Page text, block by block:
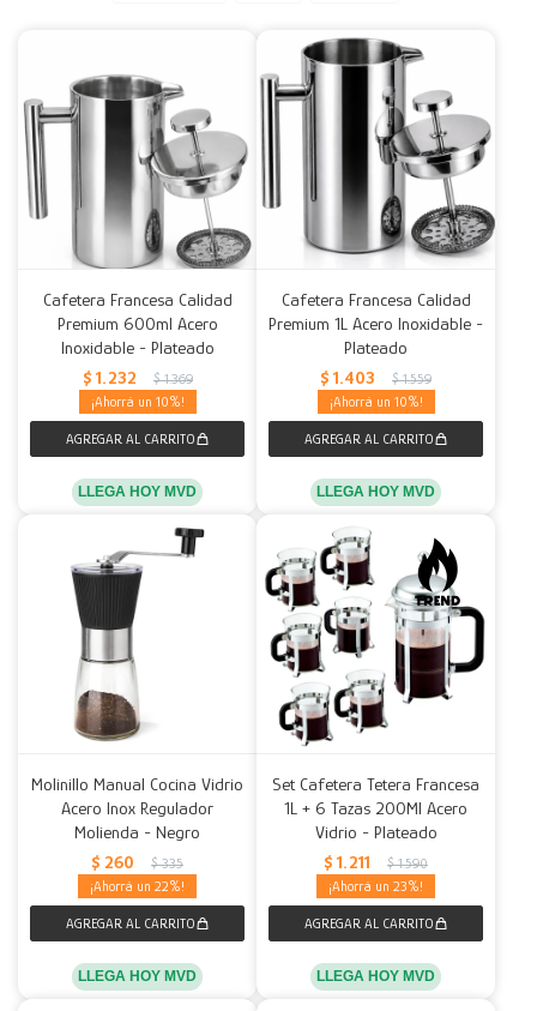
Cafetera Francesa Calidad
Premium 600ml Acero
Inoxidable - Plateado
$ 1.232 $ 1.369
10
LLEGA HOY MVD
Cafetera Francesa Calidad
Premium 1L Acero Inoxidable -
Plateado
$ 1.403 $ 1.559
10
LLEGA HOY MVD
Molinillo Manual Cocina Vidrio
Acero Inox Regulador
Molienda - Negro
$ 260 $ 335
22
LLEGA HOY MVD
Set Cafetera Tetera Francesa
1L + 6 Tazas 200Ml Acero
Vidrio - Plateado
$ 1.211 $ 1.590
23
LLEGA HOY MVD
Fundas
Accesorios para el hogar
Herramientas
Muebles Infantiles